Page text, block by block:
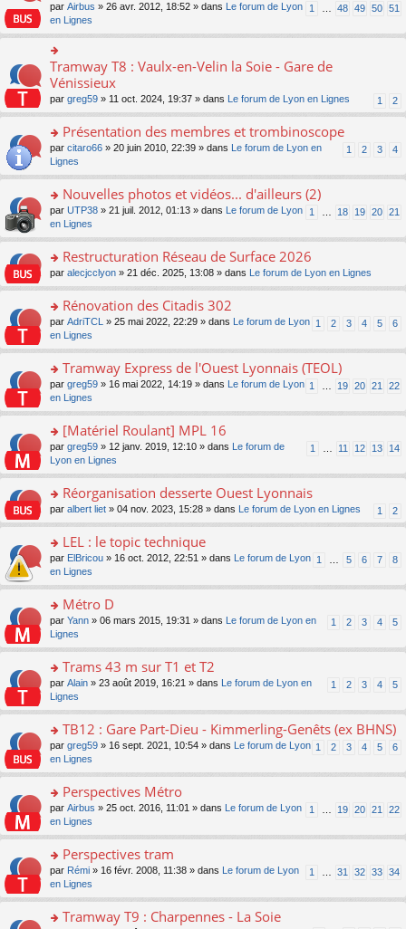
ult
le
m
s
s
e
n
o
n
lu
pl
s
ré
c
e
1 48 49 50 51
par Airbus » 26 avr. 2012, 18:52 » dans
Le forum de Lyon
en Lignes
o
n
ult
er
le
m
e
s
a
g
e
n
o
n
pl
u
s
ré
c
nt
Tramway T8 : Vaulx-en-Velin la Soie - Gare de
Vénissieux
1 2
par greg59 » 11 oct. 2024, 19:37 » dans Le forum de Lyon en Lignes
o
s
er
le
m
e
s
s
e
n
o
n
lu
pl
ré
c
nt
Présentation des membres et trombinoscope
1 2 3 4
par citaro66 » 20 juin 2010, 22:39 » dans
Le forum de Lyon en
Lignes
o
n
s
er
le
m
e
s
s
e
n
o
n
lu
pl
ré
c
e
Nouvelles photos et vidéos... d'ailleurs (2)
1 18 19 20 21
par UTP38 » 21 juil. 2012, 01:13 » dans
Le forum de Lyon
en Lignes
o
n
ult
er
le
m
e
s
s
e
n
o
n
lu
pl
s
ré
c
e
Restructuration Réseau de Surface 2026
par alecjcclyon » 21 déc. 2025, 13:08 » dans Le forum de Lyon en Lignes
o
n
s
er
le
m
e
s
s
a
n
o
n
lu
pl
ré
c
nt
Rénovation des Citadis 302
1 2 3 4 5 6
par AdriTCL » 25 mai 2022, 22:29 » dans
Le forum de Lyon
en Lignes
o
n
s
er
le
m
e
s
s
e
n
o
n
lu
pl
ré
c
nt
Tramway Express de l'Ouest Lyonnais (TEOL)
1 19 20 21 22
par greg59 » 16 mai 2022, 14:19 » dans
Le forum de Lyon
en Lignes
o
s
er
le
m
e
s
s
e
n
o
n
lu
pl
ré
c
e
nt
[Matériel Roulant] MPL 16
1 11 12 13 14
par greg59 » 12 janv. 2019, 12:10 » dans
Le forum de
Lyon en Lignes
o
n
ult
er
le
m
e
s
s
e
n
o
n
lu
pl
ré
c
e
nt
Réorganisation desserte Ouest Lyonnais
1 2
par albert liet » 04 nov. 2023, 15:28 » dans Le forum de Lyon en Lignes
o
n
s
er
le
m
e
s
s
a
n
o
n
lu
le
u
c
e
nt
LEL : le topic technique
1 5 6 7 8
par ElBricou » 16 oct. 2012, 22:51 » dans
Le forum de Lyon
en Lignes
o
s
er
le
m
e
s
s
a
n
o
n
lu
le
u
c
Métro D
1 2 3 4 5
par Yann » 06 mars 2015, 19:31 » dans
Le forum de Lyon en
Lignes
o
s
er
le
m
e
s
s
a
n
o
n
lu
le
Trams 43 m sur T1 et T2
1 2 3 4 5
par Alain » 23 août 2019, 16:21 » dans
Le forum de Lyon en
Lignes
o
n
s
er
le
m
e
s
s
a
n
TB12 : Gare Part-Dieu - Kimmerling-Genêts (ex BHNS)
1 2 3 4 5 6
par greg59 » 16 sept. 2021, 10:54 » dans
Le forum de Lyon
en Lignes
o
n
s
er
le
m
e
s
Perspectives Métro
1 19 20 21 22
par Airbus » 25 oct. 2016, 11:01 » dans
Le forum de Lyon
en Lignes
o
n
s
er
Perspectives tram
1 31 32 33 34
par Rémi » 16 févr. 2008, 11:38 » dans
Le forum de Lyon
en Lignes
Tramway T9 : Charpennes - La Soie